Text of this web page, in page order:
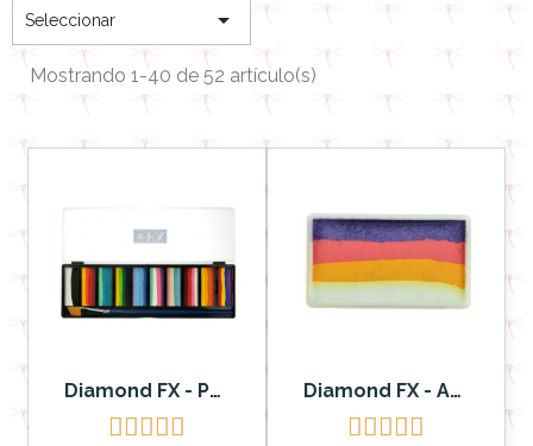
Seleccionar 
Mostrando 1-40 de 52 artículo(s)
Diamond FX - Paleta Ultimate Splitcake - Cuentos de hadas 10 colores 10 g Fairytales

Diamond FX - Aquacolor Split Cake Papaya Party para Rostro y Cuerpo
